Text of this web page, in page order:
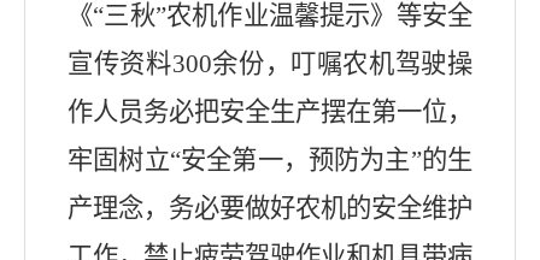
《“三秋”农机作业温馨提示》等安全
宣传资料300余份，叮嘱农机驾驶操
作人员务必把安全生产摆在第一位，
牢固树立“安全第一，预防为主”的生
产理念，务必要做好农机的安全维护